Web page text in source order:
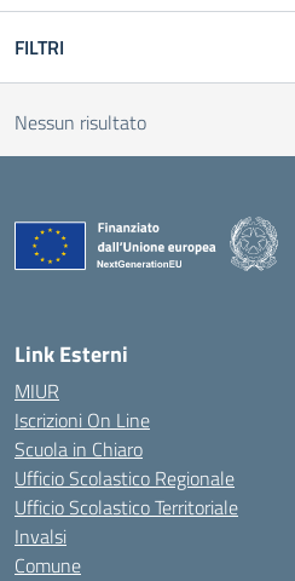
FILTRI
Nessun risultato
Link Esterni
MIUR
Iscrizioni On Line
Scuola in Chiaro
Ufficio Scolastico Regionale
Ufficio Scolastico Territoriale
Invalsi
Comune